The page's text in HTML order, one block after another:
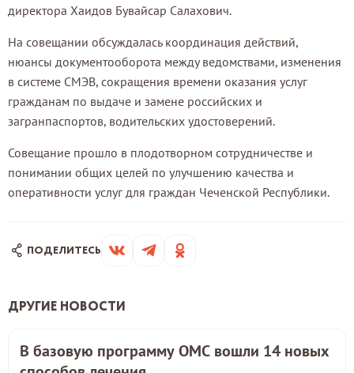
директора Хаидов Бувайсар Салахович.
На совещании обсуждалась координация действий,
нюансы документооборота между ведомствами, изменения
в системе СМЭВ, сокращения времени оказания услуг
гражданам по выдаче и замене российских и
загранпаспортов, водительских удостоверений.
Совещание прошло в плодотворном сотрудничестве и
понимании общих целей по улучшению качества и
оперативности услуг для граждан Чеченской Республики.
ДРУГИЕ НОВОСТИ
В базовую программу ОМС вошли 14 новых